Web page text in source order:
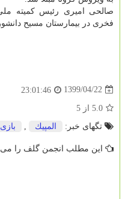
صالحی امیری رئیس کمیته
فخری در بیمارستان مسیح
1399/04/22
23:01:46
5.0 از 5
تگهای خبر:
المپیك بازی
این مطلب انجمن گلف را می